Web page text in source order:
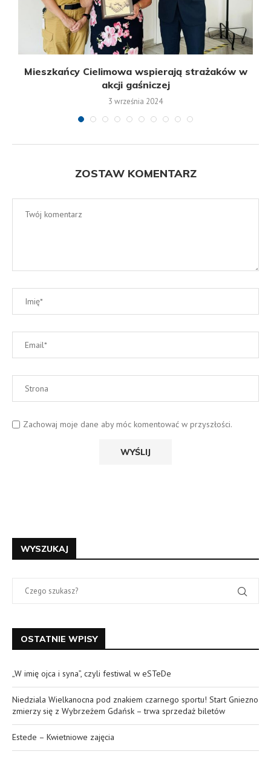
Mieszkańcy Cielimowa wspierają strażaków w
akcji gaśniczej
3 września 2024
ZOSTAW KOMENTARZ
Zachowaj moje dane aby móc komentować w przyszłości.
WYSZUKAJ
OSTATNIE WPISY
„W imię ojca i syna”, czyli festiwal w eSTeDe
Niedziala Wielkanocna pod znakiem czarnego sportu! Start Gniezno
zmierzy się z Wybrzeżem Gdańsk – trwa sprzedaż biletów
Estede – Kwietniowe zajęcia